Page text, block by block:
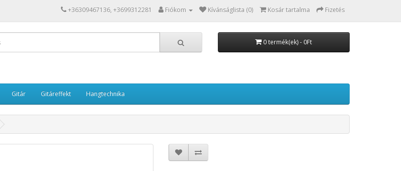
+36309467136, +3699312281 Fiókom Kívánságlista (0) Kosár tartalma Fizetés
0 termék(ek) - 0Ft
Gitár Gitáreffekt Hangtechnika